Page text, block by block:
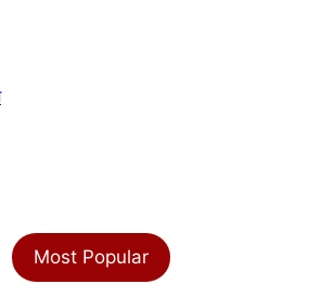
Most Popular